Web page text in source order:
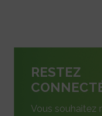
RESTEZ
Vous souhaitez